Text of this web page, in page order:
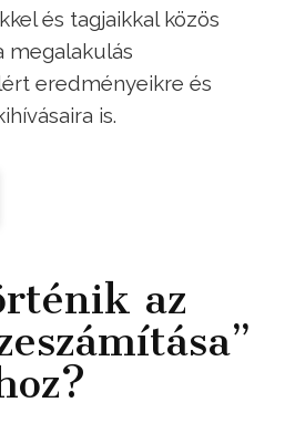
és tagjaikkal közös
megalakulás
eredményeikre és
is.
az